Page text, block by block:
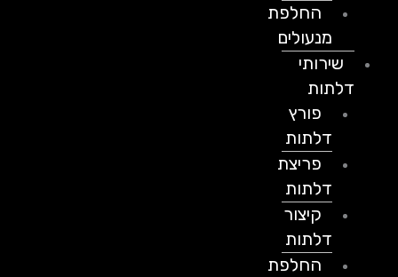
החלפת
מנעולים
שירותי
דלתות
פורץ
דלתות
פריצת
דלתות
קיצור
דלתות
החלפת